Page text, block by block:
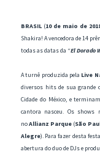
BRASIL (10 de maio de
Shakira! A vencedora de 14
todas as datas da “El Dorado
A turnê produzida pela Live
diversos hits de sua grande
Cidade do México, e
cantora nasceu. Os shows
noAllianz Parque (São
Alegre). Para fazer desta
abertura do duo de DJs e